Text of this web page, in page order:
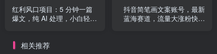
红利风口项目：5 分钟一篇
爆文，纯 AI 处理，小白轻松
抖音简笔画文案账号，最新
蓝海赛道，流量大涨粉快，
相关推荐